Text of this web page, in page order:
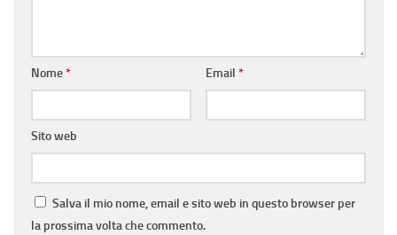
Nome* Email *
Sito web
Salva il mio nome, email e sito web in questo browser per
la prossima volta che commento.